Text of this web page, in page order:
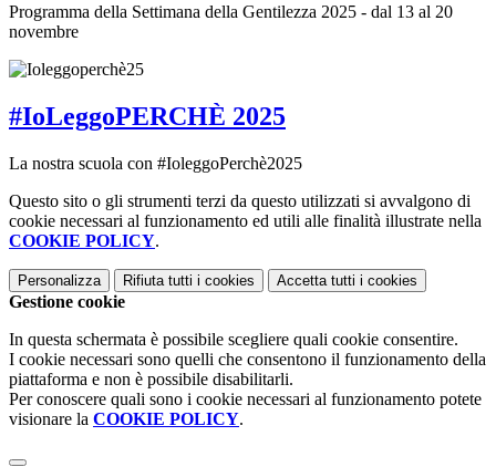
Programma della Settimana della Gentilezza 2025 - dal 13 al 20
novembre
#IoLeggoPERCHÈ 2025
La nostra scuola con #IoleggoPerchè2025
Questo sito o gli strumenti terzi da questo utilizzati si avvalgono di
cookie necessari al funzionamento ed utili alle finalità illustrate nella
COOKIE POLICY.
Personalizza Rifiuta tutti i cookies Accetta tutti i cookies
Gestione cookie
In questa schermata è possibile scegliere quali cookie consentire.
I cookie necessari sono quelli che consentono il funzionamento della
piattaforma e non è possibile disabilitarli.
Per conoscere quali sono i cookie necessari al funzionamento potete
visionare la COOKIE POLICY.